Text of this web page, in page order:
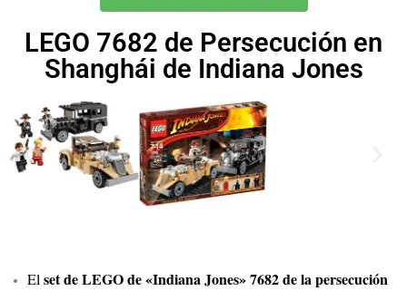
LEGO 7682 de Persecución en
Shanghái de Indiana Jones
El set de LEGO de «Indiana Jones» 7682 de la persecución